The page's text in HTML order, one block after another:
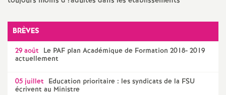
E
n
s
BRÈVES
29 août Le PAF plan Académique de Formation 2018- 2019
actuellement
05 juillet Education prioritaire : les syndicats de la FSU
écrivent au Ministre